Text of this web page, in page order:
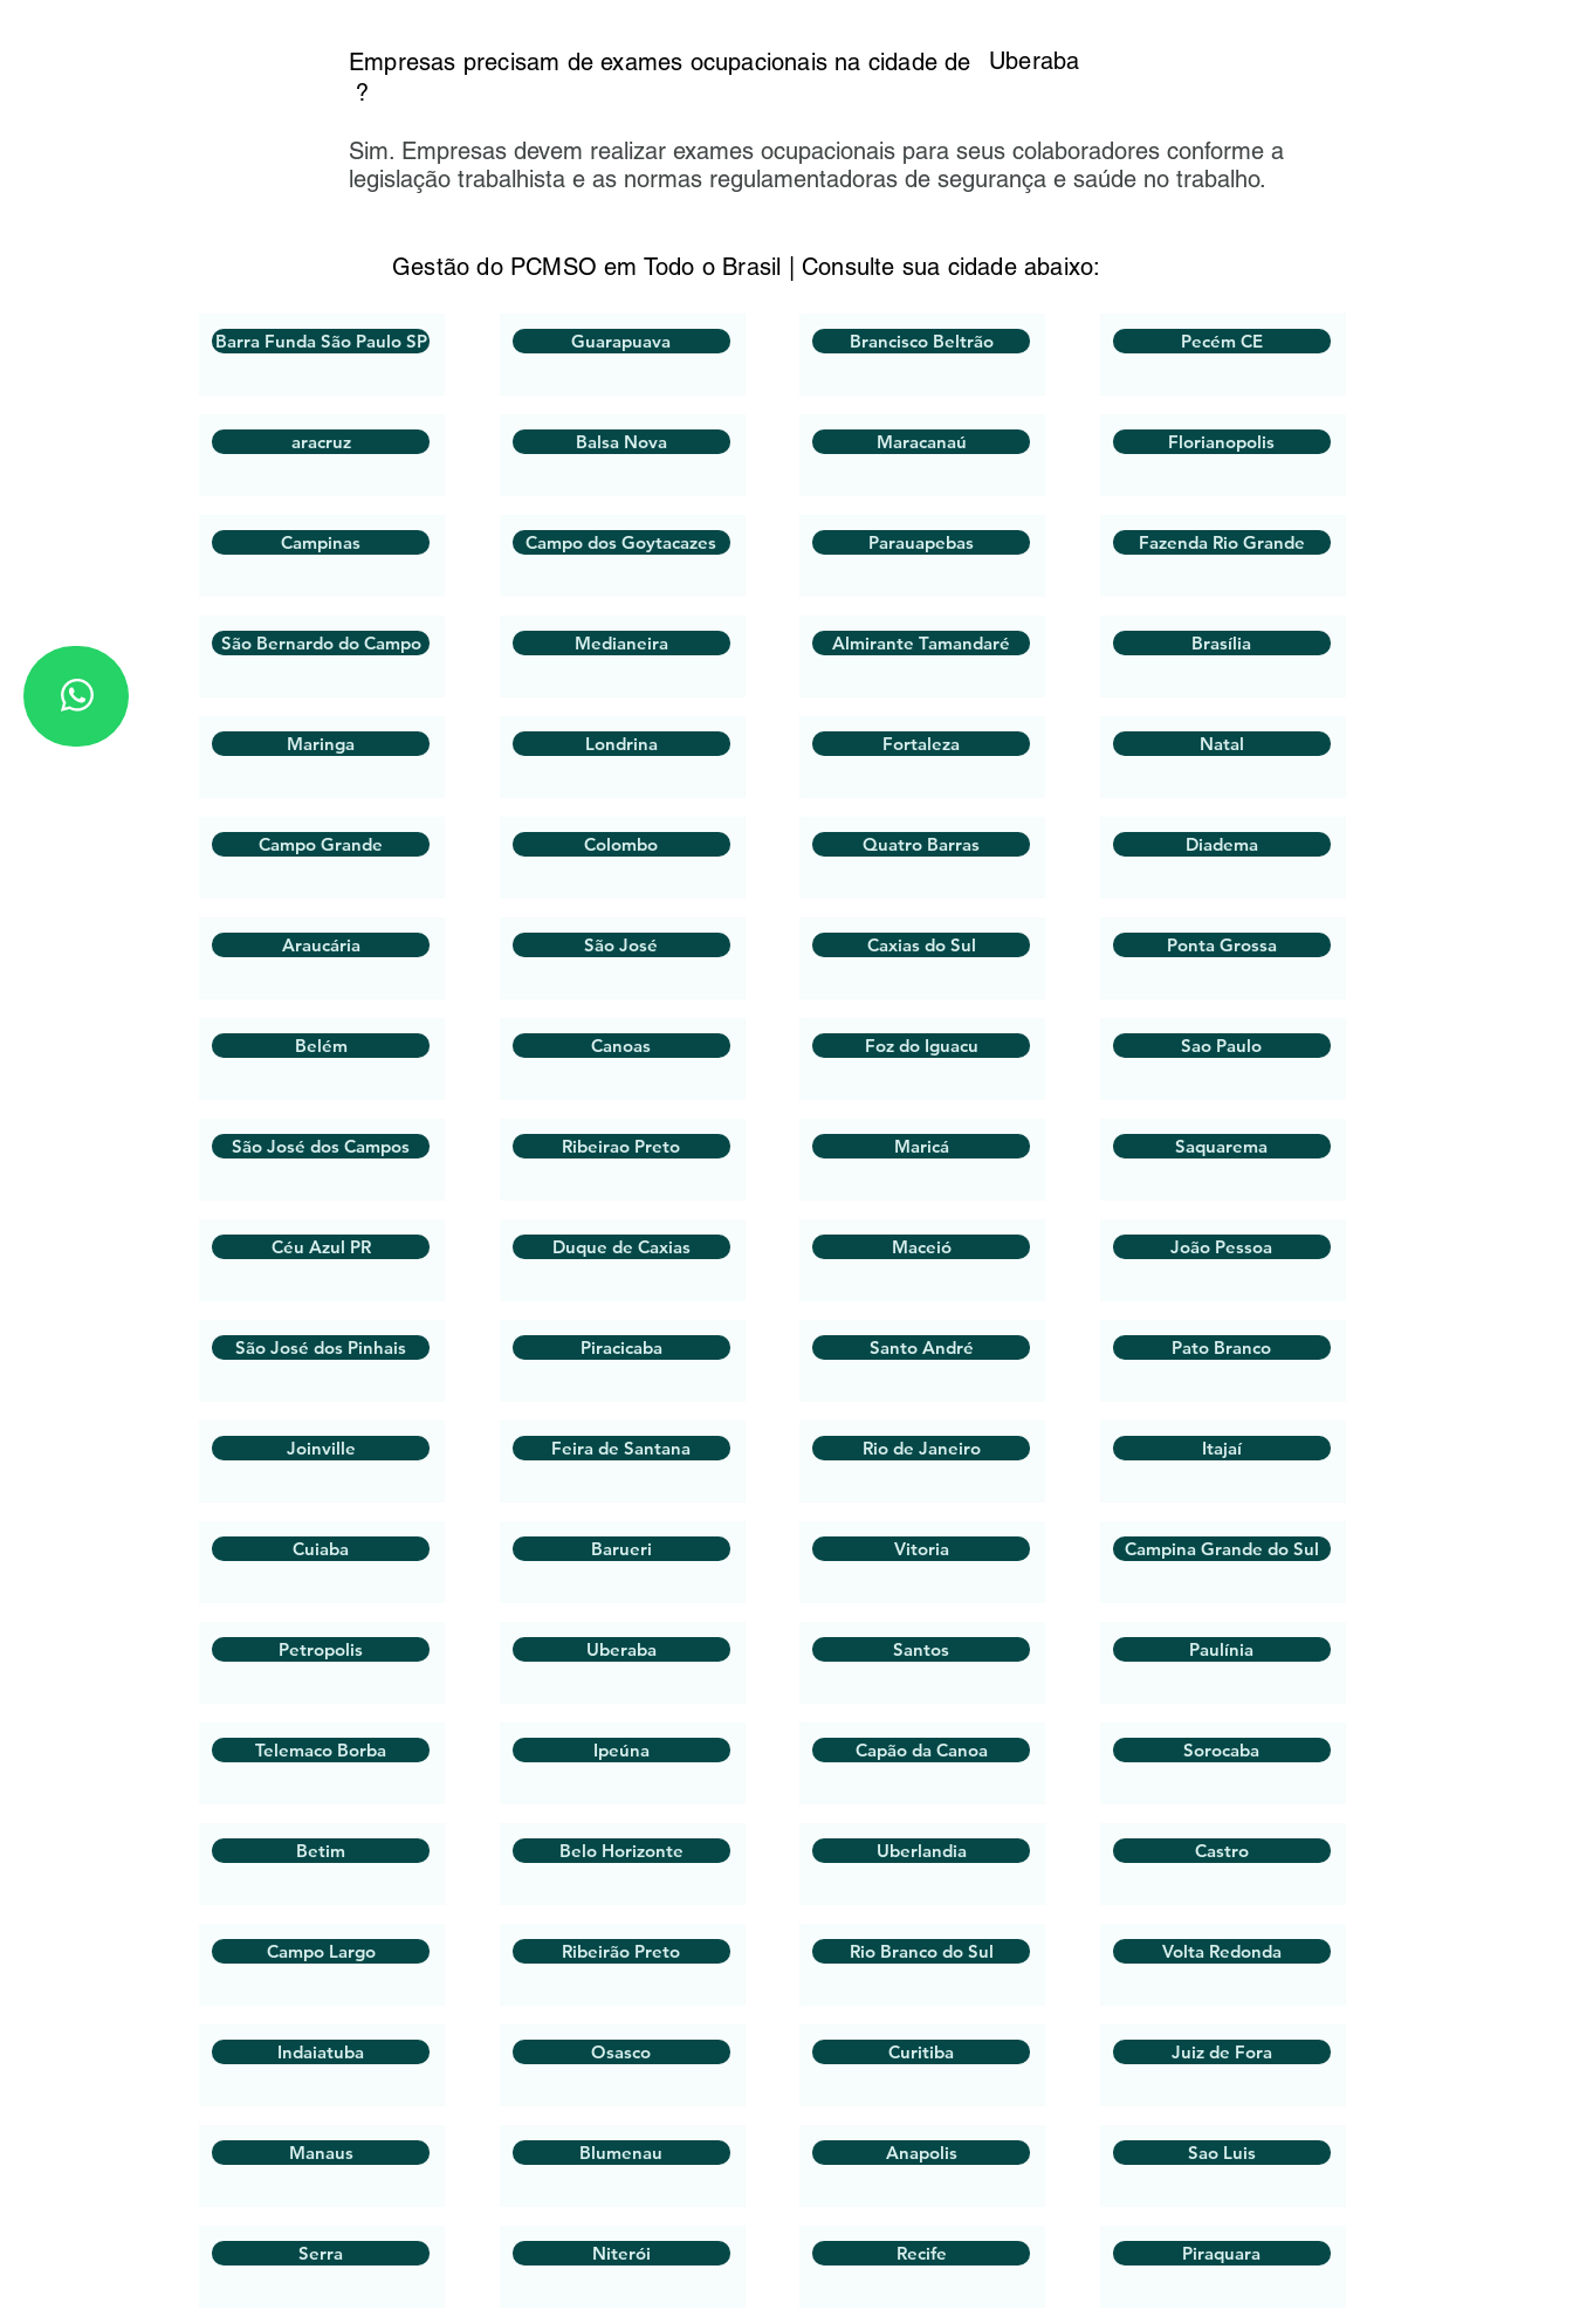
Empresas precisam de exames ocupacionais na cidade de
?
Uberaba
Sim. Empresas devem realizar exames ocupacionais para seus colaboradores conforme a
legislação trabalhista e as normas regulamentadoras de segurança e saúde no trabalho.
Gestão do PCMSO em Todo o Brasil | Consulte sua cidade abaixo:
Barra Funda São Paulo SP
aracruz
Campinas
São Bernardo do Campo
Maringa
Campo Grande
Araucária
Belém
São José dos Campos
Céu Azul PR
São José dos Pinhais
Joinville
Cuiaba
Petropolis
Telemaco Borba
Betim
Campo Largo
Indaiatuba
Manaus
Serra
Guarapuava
Balsa Nova
Campo dos Goytacazes
Medianeira
Londrina
Colombo
São José
Canoas
Ribeirao Preto
Duque de Caxias
Piracicaba
Feira de Santana
Barueri
Uberaba
Ipeúna
Belo Horizonte
Ribeirão Preto
Osasco
Blumenau
Niterói
Brancisco Beltrão
Maracanaú
Parauapebas
Almirante Tamandaré
Fortaleza
Quatro Barras
Caxias do Sul
Foz do Iguacu
Maricá
Maceió
Santo André
Rio de Janeiro
Vitoria
Santos
Capão da Canoa
Uberlandia
Rio Branco do Sul
Curitiba
Anapolis
Recife
Pecém CE
Florianopolis
Fazenda Rio Grande
Brasília
Natal
Diadema
Ponta Grossa
Sao Paulo
Saquarema
João Pessoa
Pato Branco
Itajaí
Campina Grande do Sul
Paulínia
Sorocaba
Castro
Volta Redonda
Juiz de Fora
Sao Luis
Piraquara